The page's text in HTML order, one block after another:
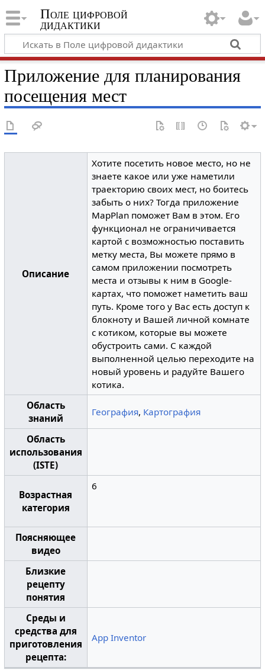
Поле цифровой
дидактики
Приложение для планирования
посещения мест
Описание
Хотите посетить новое место, но не
знаете какое или уже наметили
траекторию своих мест, но боитесь
забыть о них? Тогда приложение
MapPlan поможет Вам в этом. Его
функционал не ограничивается
картой с возможностью поставить
метку места, Вы можете прямо в
самом приложении посмотреть
места и отзывы к ним в Google-
картах, что поможет наметить ваш
путь. Кроме того у Вас есть доступ к
блокноту и Вашей личной комнате
с котиком, которые вы можете
обустроить сами. С каждой
выполненной целью переходите на
новый уровень и радуйте Вашего
котика.
Область
знаний
География, Картография
Область
использования
(ISTE)
Возрастная
категория
6
Поясняющее
видео
Близкие
рецепту
понятия
Среды и
средства для
приготовления
рецепта:
App Inventor